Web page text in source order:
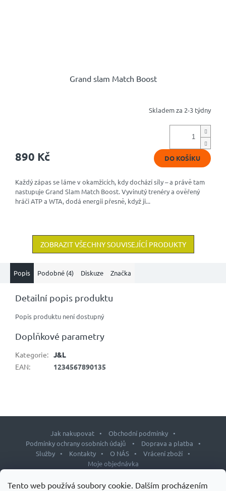
Tento web používá soubory cookie. Dalším procházením
Grand slam Match Boost
z
hvězdiček.
Skladem za 2-3 týdny
890 Kč DO KOŠÍKU
Každý zápas se láme v okamžicích, kdy dochází síly – a právě tam
nastupuje Grand Slam Match Boost. Vyvinutý trenéry a ověřený
hráči ATP a WTA, dodá energii přesně, když ji...
ZOBRAZIT VŠECHNY SOUVISEJÍCÍ PRODUKTY
Popis Podobné (4) Diskuze Značka
Detailní popis produktu
Popis produktu není dostupný
Doplňkové parametry
Kategorie: J&L
EAN: 1234567890135
Jak nakupovat
Obchodní podmínky
Podmínky ochrany osobních údajů
Doprava a platba
Služby
Kontakty O NÁS
Vrácení zboží
Moje objednávka